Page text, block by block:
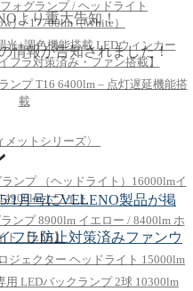
ォグランプ / ヘッドライト
）/ 17700lm（White）
光+調色機能搭載 LEDウィンカー
フラ対策済み・ファン搭載】
ンプ T16 6400lm – 点灯遅延機能搭
載
メットシリーズ〉
ンプ （ヘッドライト）16000lmイ
ホワイト
ンプ 8900lm イエロー / 8400lm ホ
ト 【L1B】
ジェクター ヘッドライト 15000lm
用 LEDバックランプ 2球 10300lm
より重大告知！
情報が告知されました！
1月号にVELENO製品が掲
フラ防止対策済みファンウ